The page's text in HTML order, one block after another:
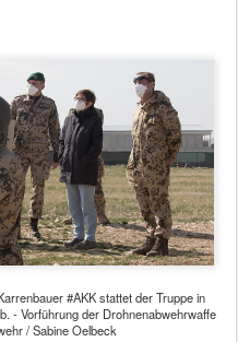
#AKK stattet der Truppe in
- Vorführung der Drohnenabwehrwaffe
/ Sabine Oelbeck